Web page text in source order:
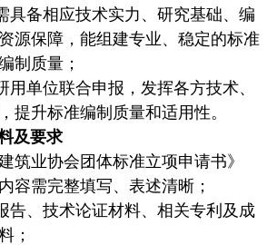
备相应技术实力、研究基础、编
源保障，能组建专业、稳定的标准
制质量；
单位联合申报，发挥各方技术、
提升标准编制质量和适用性。
及要求
业协会团体标准立项申请书》
容需完整填写、表述清晰；
、技术论证材料、相关专利及成
；